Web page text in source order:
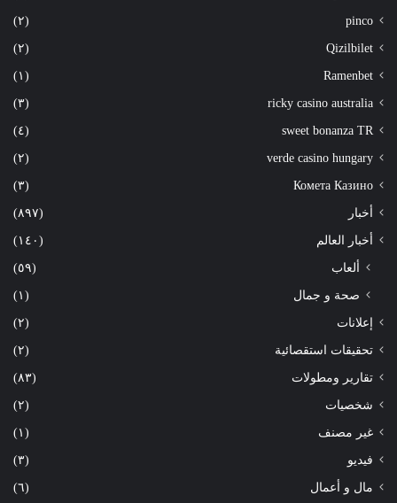
pinco (٢)
Qizilbilet (٢)
Ramenbet (١)
ricky casino australia (٣)
sweet bonanza TR (٤)
verde casino hungary (٢)
Комета Казино (٣)
أخبار (٨٩٧)
أخبار العالم (١٤٠)
ألعاب
(٥٩)
صحة و جمال
(١)
إعلانات (٢)
تحقيقات استقصائية (٢)
تقارير ومطولات (٨٣)
شخصيات (٢)
غير مصنف (١)
فيديو (٣)
مال و أعمال (٦)